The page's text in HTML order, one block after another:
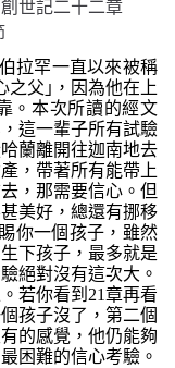
世記二十二章
拉罕一直以來被稱
之父｣，因為他在上
。本次所讀的經文
這一輩子所有試驗
蘭離開往迦南地去
，帶著所有能帶上
，那需要信心。但
美好，總還有挪移
你一個孩子，雖然
下孩子，最多就是
絕對沒有這次大。
若你看到 21章再看
孩子沒了，第二個
的感覺，他仍能夠
困難的信心考驗。